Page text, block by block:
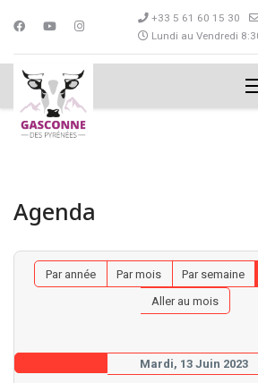
+33 5 61 60 15 30
Lundi au Vendredi
Agenda
Par année Par mois Par semaine
Aller au mois
Mardi, 13 Juin 2023